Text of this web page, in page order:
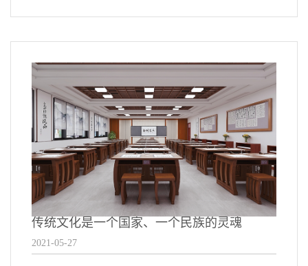
传统文化是一个国家、一个民族的灵魂
2021-05-27